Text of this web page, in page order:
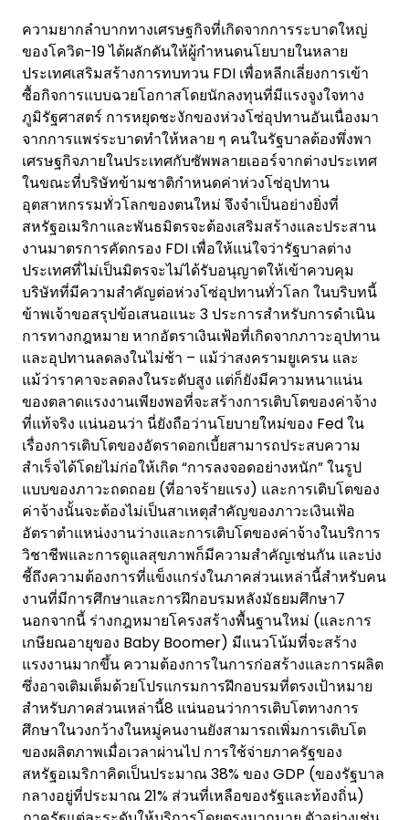
ความยากลำบากทางเศรษฐกิจที่เกิดจากการระบาดใหญ่
ของโควิด-19 ได้ผลักดันให้ผู้กำหนดนโยบายในหลาย
ประเทศเสริมสร้างการทบทวน FDI เพื่อหลีกเลี่ยงการเข้า
ซื้อกิจการแบบฉวยโอกาสโดยนักลงทุนที่มีแรงจูงใจทาง
ภูมิรัฐศาสตร์ การหยุดชะงักของห่วงโซ่อุปทานอันเนื่องมา
จากการแพร่ระบาดทำให้หลาย ๆ คนในรัฐบาลต้องพึ่งพา
เศรษฐกิจภายในประเทศกับซัพพลายเออร์จากต่างประเทศ
ในขณะที่บริษัทข้ามชาติกำหนดค่าห่วงโซ่อุปทาน
อุตสาหกรรมทั่วโลกของตนใหม่ จึงจำเป็นอย่างยิ่งที่
สหรัฐอเมริกาและพันธมิตรจะต้องเสริมสร้างและประสาน
งานมาตรการคัดกรอง FDI เพื่อให้แน่ใจว่ารัฐบาลต่าง
ประเทศที่ไม่เป็นมิตรจะไม่ได้รับอนุญาตให้เข้าควบคุม
บริษัทที่มีความสำคัญต่อห่วงโซ่อุปทานทั่วโลก ในบริบทนี้
ข้าพเจ้าขอสรุปข้อเสนอแนะ 3 ประการสำหรับการดำเนิน
การทางกฎหมาย หากอัตราเงินเฟ้อที่เกิดจากภาวะอุปทาน
และอุปทานลดลงในไม่ช้า – แม้ว่าสงครามยูเครน และ
แม้ว่าราคาจะลดลงในระดับสูง แต่ก็ยังมีความหนาแน่น
ของตลาดแรงงานเพียงพอที่จะสร้างการเติบโตของค่าจ้าง
ที่แท้จริง แน่นอนว่า นี่ยังถือว่านโยบายใหม่ของ Fed ใน
เรื่องการเติบโตของอัตราดอกเบี้ยสามารถประสบความ
สำเร็จได้โดยไม่ก่อให้เกิด “การลงจอดอย่างหนัก” ในรูป
แบบของภาวะถดถอย (ที่อาจร้ายแรง) และการเติบโตของ
ค่าจ้างนั้นจะต้องไม่เป็นสาเหตุสำคัญของภาวะเงินเฟ้อ
อัตราตำแหน่งงานว่างและการเติบโตของค่าจ้างในบริการ
วิชาชีพและการดูแลสุขภาพก็มีความสำคัญเช่นกัน และบ่ง
ชี้ถึงความต้องการที่แข็งแกร่งในภาคส่วนเหล่านี้สำหรับคน
งานที่มีการศึกษาและการฝึกอบรมหลังมัธยมศึกษา7
นอกจากนี้ ร่างกฎหมายโครงสร้างพื้นฐานใหม่ (และการ
เกษียณอายุของ Baby Boomer) มีแนวโน้มที่จะสร้าง
แรงงานมากขึ้น ความต้องการในการก่อสร้างและการผลิต
ซึ่งอาจเติมเต็มด้วยโปรแกรมการฝึกอบรมที่ตรงเป้าหมาย
สำหรับภาคส่วนเหล่านี้8 แน่นอนว่าการเติบโตทางการ
ศึกษาในวงกว้างในหมู่คนงานยังสามารถเพิ่มการเติบโต
ของผลิตภาพเมื่อเวลาผ่านไป การใช้จ่ายภาครัฐของ
สหรัฐอเมริกาคิดเป็นประมาณ 38% ของ GDP (ของรัฐบาล
กลางอยู่ที่ประมาณ 21% ส่วนที่เหลือของรัฐและท้องถิ่น)